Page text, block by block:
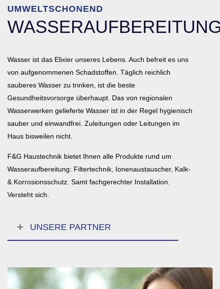
UMWELTSCHONEND
Wasser ist das Elixier unseres Lebens. Auch befreit es uns
von aufgenommenen Schadstoffen. Täglich reichlich
sauberes Wasser zu trinken, ist die beste
Gesundheitsvorsorge überhaupt. Das von regionalen
Wasserwerken gelieferte Wasser ist in der Regel hygienisch
sauber und einwandfrei. Zuleitungen oder Leitungen im
Haus bisweilen nicht.
F&G Haustechnik bietet Ihnen alle Produkte rund um
Wasseraufbereitung: Filtertechnik, Ionenaustauscher, Kalk-
& Korrosionsschutz. Samt fachgerechter Installation.
Versteht sich.
UNSERE PARTNER